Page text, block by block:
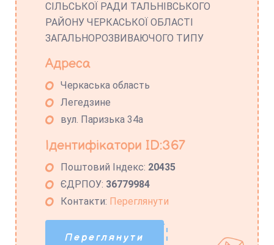
СІЛЬСЬКОЇ РАДИ ТАЛЬНІВСЬКОГО
РАЙОНУ ЧЕРКАСЬКОЇ ОБЛАСТІ
ЗАГАЛЬНОРОЗВИВАЮЧОГО ТИПУ
Адреса
Черкаська область
Легедзине
вул. Паризька 34а
Ідентифікатори ID:367
Поштовий Індекс: 20435
ЄДРПОУ: 36779984
Контакти: Переглянути
Переглянути